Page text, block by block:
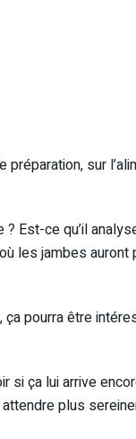
sur
Est-ce qu’il
les jambes auront
ça pourra être
si ça lui arrive
plus